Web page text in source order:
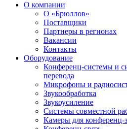
О компании
О «Брюллов»
Поставщики
Партнеры в регионах
Вакансии
Контакты
Оборудование
Конференц-системы и
перевода
Микрофоны и
Звукообработка
Звукоусиление
Системы совместной
Камеры для конференц-